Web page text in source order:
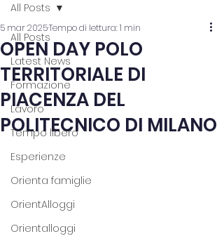
All Posts
Latest News
Formazione
Lavoro
Tempo libero
Esperienze
Orienta famiglie
OrientAlloggi
Orientalloggi
All Posts
OPEN DAY POLO
TERRITORIALE DI
PIACENZA DEL
POLITECNICO DI MILANO
5 mar 2025Tempo di lettura: 1 min